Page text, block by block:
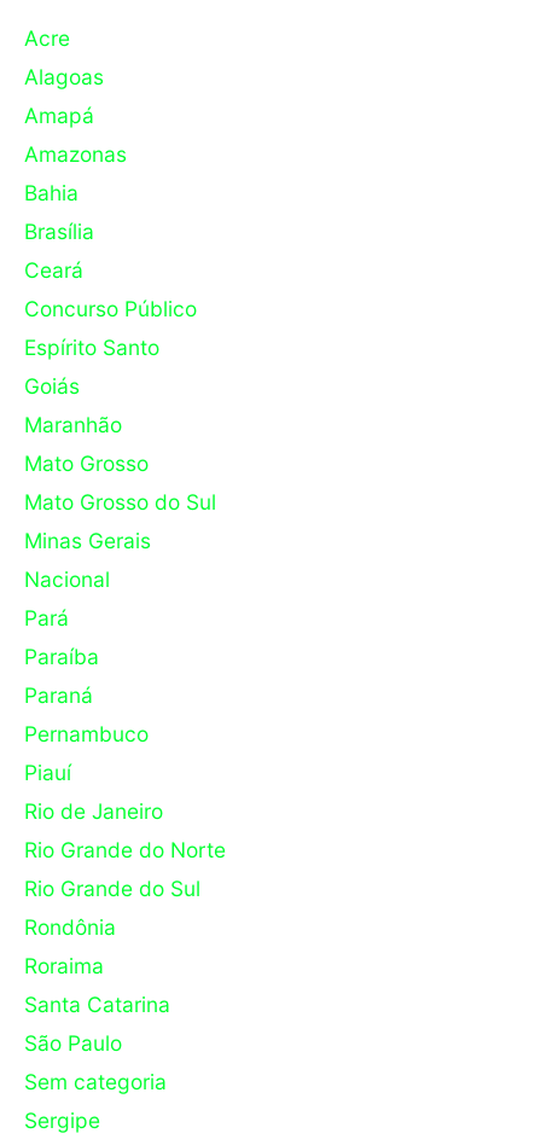
Acre
Alagoas
Amapá
Amazonas
Bahia
Brasília
Ceará
Concurso Público
Espírito Santo
Goiás
Maranhão
Mato Grosso
Mato Grosso do Sul
Minas Gerais
Nacional
Pará
Paraíba
Paraná
Pernambuco
Piauí
Rio de Janeiro
Rio Grande do Norte
Rio Grande do Sul
Rondônia
Roraima
Santa Catarina
São Paulo
Sem categoria
Sergipe